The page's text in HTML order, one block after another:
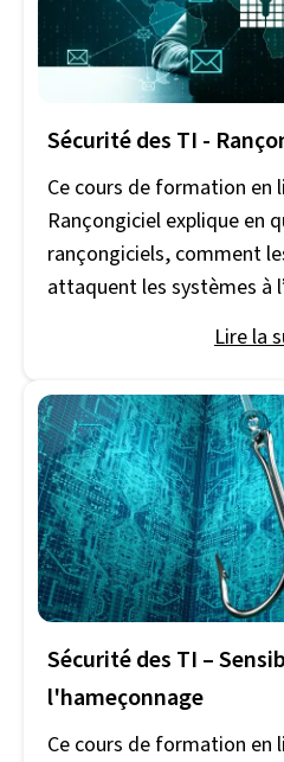
Certaines attaques de ce
de l’argent, tandis que
renseignements
fiscaux et des
Sécurité des TI -
Ce cours de formation en
Rançongiciel explique en
rançongiciels, comment
attaquent les systèmes à
ce que les services des TI
peuvent faire pour réduire
d’attaques par
devraient faire si ce type
Lire la
Sécurité des TI –
l'hameçonnage
Ce cours de formation en